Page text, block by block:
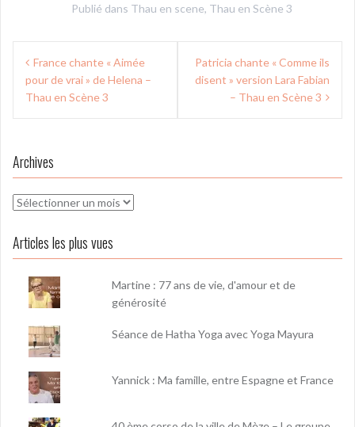
Publié dans Thau en scene, Thau en Scène 3
Navigation
de
l’article
France chante « Aimée
pour de vrai » de Helena –
Thau en Scène 3
Patricia chante « Comme ils
disent » version Lara Fabian
– Thau en Scène 3
Archives
Archives
Articles les plus vues
Martine : 77 ans de vie, d'amour et de
générosité
Séance de Hatha Yoga avec Yoga Mayura
Yannick : Ma famille, entre Espagne et France